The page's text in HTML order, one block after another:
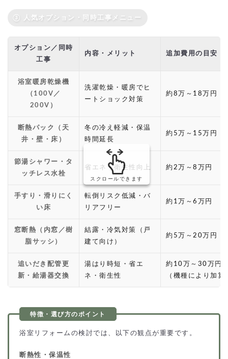
③ 人気オプション・同時工事メニュー
オプション／同時
工事
内容・メリット 追加費用の目安
浴室暖房乾燥機
（100V／
200V）
洗濯乾燥・暖房でヒ
ートショック対策
約8万～18万円
断熱パック（天
井・壁・床）
冬の冷え軽減・保温
時間延長
約5万～15万円
節湯シャワー・タ
ッチレス水栓
省エネ・衛生性向上 約2万～8万円
手すり・滑りにく
い床
転倒リスク低減・バ
リアフリー
約1万～6万円
窓断熱（内窓／樹
脂サッシ）
結露・冷気対策（戸
建て向け）
約5万～20万円
追いだき配管更
新・給湯器交換
湯はり時短・省エ
ネ・衛生性
約10万～30万円
（機種により加算
スクロールできます
浴室リフォームの検討では、以下の観点が重要です。
断熱性・保温性